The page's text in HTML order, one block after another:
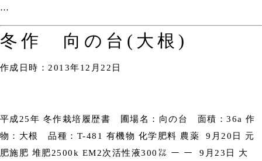
…
冬作 向の台(大根)
作成日時：2013年12月22日
平成25年 冬作栽培履歴書 圃場名：向の台 面積：36a 作
物：大根 品種：T-481 有機物 化学肥料 農薬 9月20日 元
肥施肥 堆肥2500k EM2次活性液300㍑ ー ー 9月23日 大